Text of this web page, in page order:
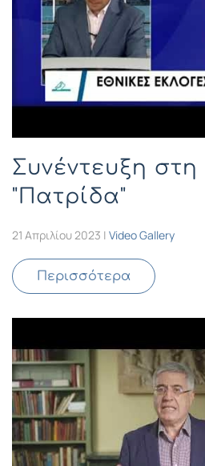
Συνέντευξη
"Πατρίδα"
21 Απριλίου 2023 | Video Gallery
Περισσότερα